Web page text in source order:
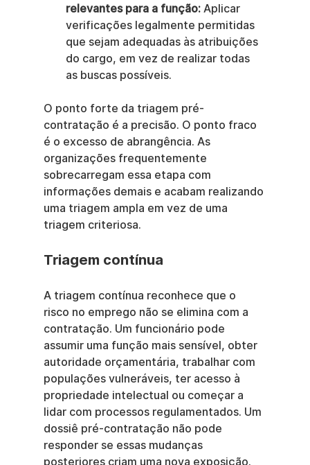
relevantes para a função: Aplicar
verificações legalmente permitidas
que sejam adequadas às atribuições
do cargo, em vez de realizar todas
as buscas possíveis.
O ponto forte da triagem pré-
contratação é a precisão. O ponto fraco
é o excesso de abrangência. As
organizações frequentemente
sobrecarregam essa etapa com
informações demais e acabam realizando
uma triagem ampla em vez de uma
triagem criteriosa.
Triagem contínua
A triagem contínua reconhece que o
risco no emprego não se elimina com a
contratação. Um funcionário pode
assumir uma função mais sensível, obter
autoridade orçamentária, trabalhar com
populações vulneráveis, ter acesso à
propriedade intelectual ou começar a
lidar com processos regulamentados. Um
dossiê pré-contratação não pode
responder se essas mudanças
posteriores criam uma nova exposição.